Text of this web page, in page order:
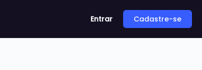
Entrar Cadastre-se